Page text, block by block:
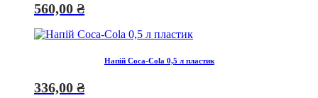
560,00 ₴
Напій Coca-Сola 0,5 л пластик
336,00 ₴